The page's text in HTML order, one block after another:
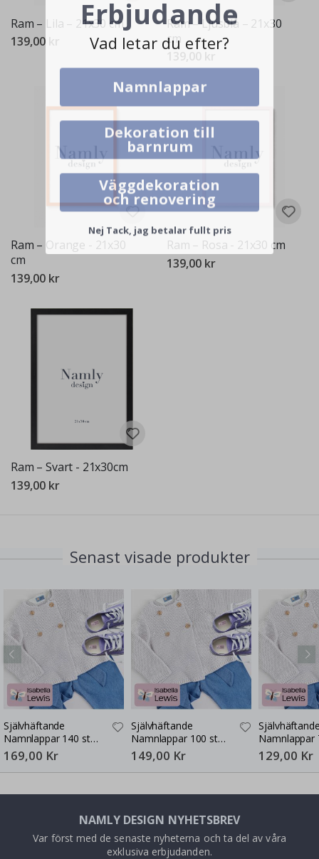
Ram – Lila – 21x30 cm
139,00 kr
Ram – Ljusblå – 21x30
cm
139,00 kr
Ram – Orange - 21x30
cm
139,00 kr
Ram – Rosa - 21x30 cm
139,00 kr
Ram – Svart - 21x30cm
139,00 kr
Senast visade produkter
Självhäftande
Namnlappar 140 st
30x13 mm
169,00 Kr
Självhäftande
Namnlappar 100 st
30x13 mm
149,00 Kr
Namnlappar
30x13 mm
129,00 Kr
NAMLY DESIGN NYHETSBREV
Var först med de senaste nyheterna och ta del av våra
exklusiva erbjudanden.
Erbjudande
Vad letar du efter?
Namnlappar
Dekoration till
barnrum
Väggdekoration
och renovering
Nej Tack, jag betalar fullt pris